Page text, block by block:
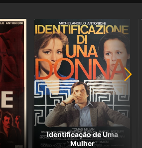
Identificação de Uma
Mulher